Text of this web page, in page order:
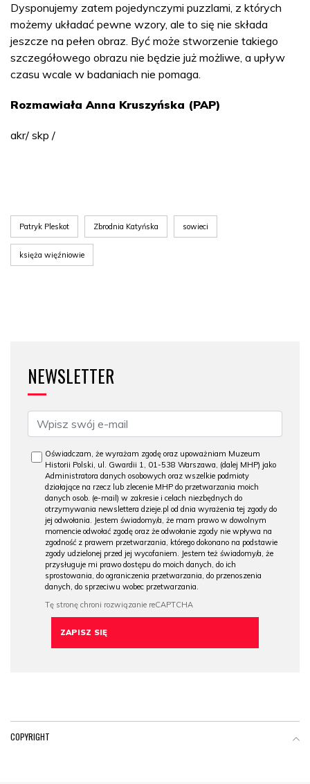
Dysponujemy zatem pojedynczymi puzzlami, z których
możemy układać pewne wzory, ale to się nie składa
jeszcze na pełen obraz. Być może stworzenie takiego
szczegółowego obrazu nie będzie już możliwe, a upływ
czasu wcale w badaniach nie pomaga.
Rozmawiała Anna Kruszyńska (PAP)
akr/ skp /
Patryk Pleskot Zbrodnia Katyńska sowieci
księża więźniowie
NEWSLETTER
Oświadczam, że wyrażam zgodę oraz upoważniam Muzeum
Historii Polski, ul. Gwardii 1, 01-538 Warszawa, (dalej MHP) jako
Administratora danych osobowych oraz wszelkie podmioty
działające na rzecz lub zlecenie MHP do przetwarzania moich
danych osob. (e-mail) w zakresie i celach niezbędnych do
otrzymywania newslettera dzieje.pl od dnia wyrażenia tej zgody do
jej odwołania. Jestem świadomy/a, że mam prawo w dowolnym
momencie odwołać zgodę oraz że odwołanie zgody nie wpływa na
zgodność z prawem przetwarzania, którego dokonano na podstawie
zgody udzielonej przed jej wycofaniem. Jestem też świadomy/a, że
przysługuje mi prawo dostępu do moich danych, do ich
sprostowania, do ograniczenia przetwarzania, do przenoszenia
danych, do sprzeciwu wobec przetwarzania.
COPYRIGHT